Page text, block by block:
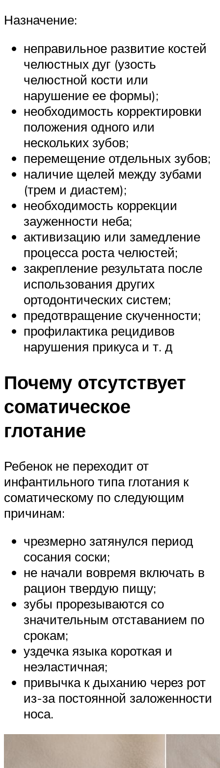
Назначение:
неправильное развитие костей
челюстных дуг (узость
челюстной кости или
нарушение ее формы);
необходимость корректировки
положения одного или
нескольких зубов;
перемещение отдельных зубов;
наличие щелей между зубами
(трем и диастем);
необходимость коррекции
зауженности неба;
активизацию или замедление
процесса роста челюстей;
закрепление результата после
использования других
ортодонтических систем;
предотвращение скученности;
профилактика рецидивов
нарушения прикуса и т. д
Почему отсутствует
соматическое
глотание
Ребенок не переходит от
инфантильного типа глотания к
соматическому по следующим
причинам:
чрезмерно затянулся период
сосания соски;
не начали вовремя включать в
рацион твердую пищу;
зубы прорезываются со
значительным отставанием по
срокам;
уздечка языка короткая и
неэластичная;
привычка к дыханию через рот
из-за постоянной заложенности
носа.